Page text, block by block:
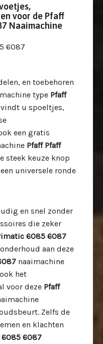
voor de Pfaff
Naaimachine
6087
en toebehoren
type Pfaff
vindt u spoeltjes,
een gratis
Pfaff Pfaff
steek keuze knop
universele ronde
en snel zonder
die zeker
6085 6087
aan deze
naaimachine
het
voor deze Pfaff
Zelfs de
en klachten
6085 6087